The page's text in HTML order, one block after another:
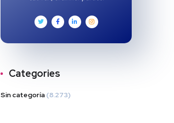
Categories
Sin categoría (8.273)